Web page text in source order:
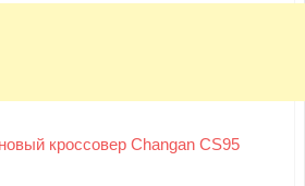
кроссовер Changan CS95